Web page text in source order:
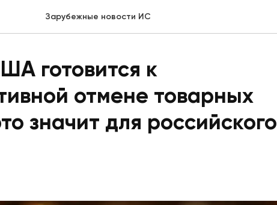
Зарубежные новости ИС
готовится к
отмене товарных
значит для российского